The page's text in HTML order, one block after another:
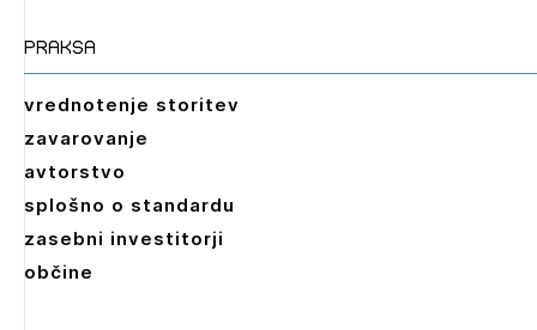
praksa
vrednotenje storitev
zavarovanje
avtorstvo
splošno o standardu
zasebni investitorji
občine